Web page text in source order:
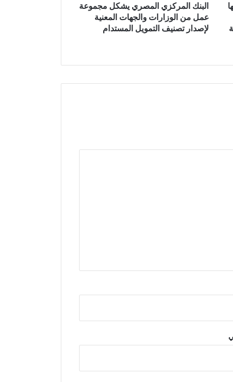
البنك المركزي المصري يشكل مجموعة
عمل من الوزارات والجهات المعنية
لإصدار تصنيف التمويل المستدام